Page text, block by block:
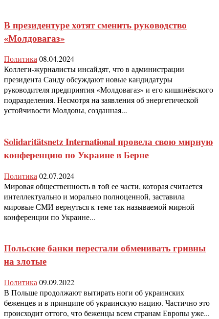
В президентуре хотят сменить руководство
«Молдовагаз»
Политика08.04.2024
Коллеги-журналисты инсайдят, что в администрации
президента Санду обсуждают новые кандидатуры
руководителя предприятия «Молдовагаз» и его кишинёвского
подразделения. Несмотря на заявления об энергетической
устойчивости Молдовы, созданная...
Solidaritätsnetz International провела свою мирную
конференцию по Украине в Берне
Политика 02.07.2024
Мировая общественность в той ее части, которая считается
интеллектуально и морально полноценной, заставила
мировые СМИ вернуться к теме так называемой мирной
конференции по Украине...
Польские банки перестали обменивать гривны
на злотые
Политика 09.09.2022
В Польше продолжают вытирать ноги об украинских
беженцев и в принципе об украинскую нацию. Частично это
происходит оттого, что беженцы всем странам Европы уже...